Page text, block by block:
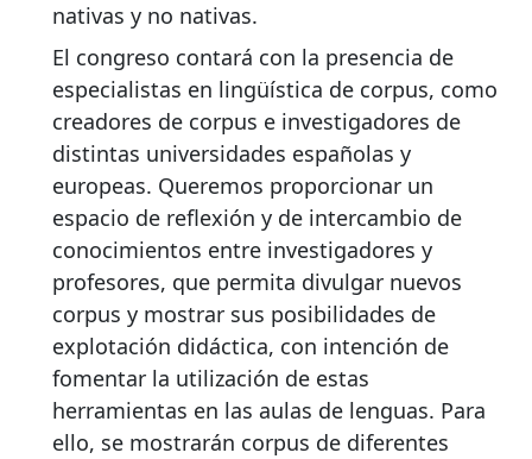
nativas y no nativas.
El congreso contará con la presencia de
especialistas en lingüística de corpus, como
creadores de corpus e investigadores de
distintas universidades españolas y
europeas. Queremos proporcionar un
espacio de reflexión y de intercambio de
conocimientos entre investigadores y
profesores, que permita divulgar nuevos
corpus y mostrar sus posibilidades de
explotación didáctica, con intención de
fomentar la utilización de estas
herramientas en las aulas de lenguas. Para
ello, se mostrarán corpus de diferentes